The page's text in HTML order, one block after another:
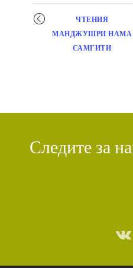
навигация
ЧТЕНИЯ
МАНДЖУШРИ НАМА
САМГИТИ
Следите за